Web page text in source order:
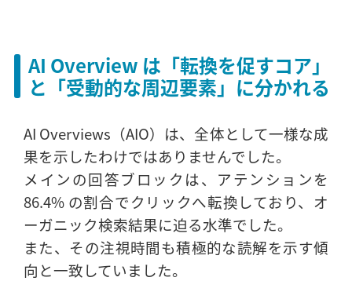
AI Overview は「転換を促すコア」
と「受動的な周辺要素」に分かれる
AI Overviews（AIO）は、全体として一様な成
果を示したわけではありませんでした。
メインの回答ブロックは、アテンションを
86.4% の割合でクリックへ転換しており、オ
ーガニック検索結果に迫る水準でした。
また、その注視時間も積極的な読解を示す傾
向と一致していました。